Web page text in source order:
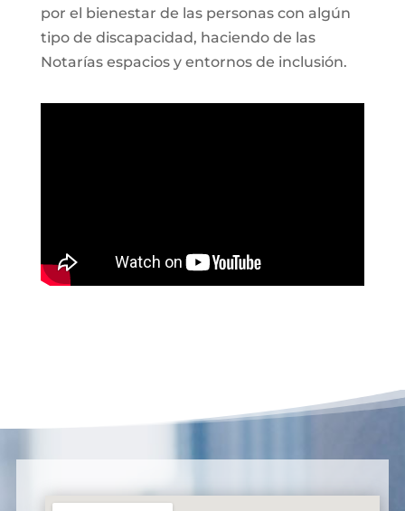
por el bienestar de las personas con algún
tipo de discapacidad, haciendo de las
Notarías espacios y entornos de inclusión.